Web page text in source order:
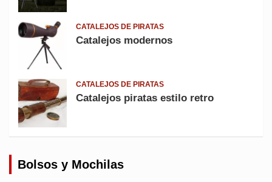
CATALEJOS DE PIRATAS
Catalejos modernos
CATALEJOS DE PIRATAS
Catalejos piratas estilo retro
Bolsos y Mochilas